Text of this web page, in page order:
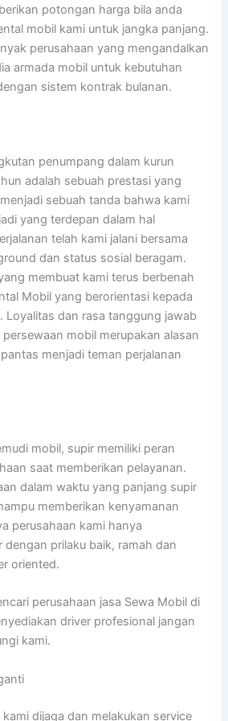
potongan harga bila anda
mobil kami untuk jangka panjang.
perusahaan yang mengandalkan
armada mobil untuk kebutuhan
sistem kontrak bulanan.
penumpang dalam kurun
adalah sebuah prestasi yang
sebuah tanda bahwa kami
yang terdepan dalam hal
telah kami jalani bersama
dan status sosial beragam.
membuat kami terus berbenah
Mobil yang berorientasi kepada
Loyalitas dan rasa tanggung jawab
mobil merupakan alasan
menjadi teman perjalanan
mobil, supir memiliki peran
saat memberikan pelayanan.
dalam waktu yang panjang supir
memberikan kenyamanan
perusahaan kami hanya
dengan prilaku baik, ramah dan
oriented.
perusahaan jasa Sewa Mobil di
driver profesional jangan
kami.
dijaga dan melakukan service